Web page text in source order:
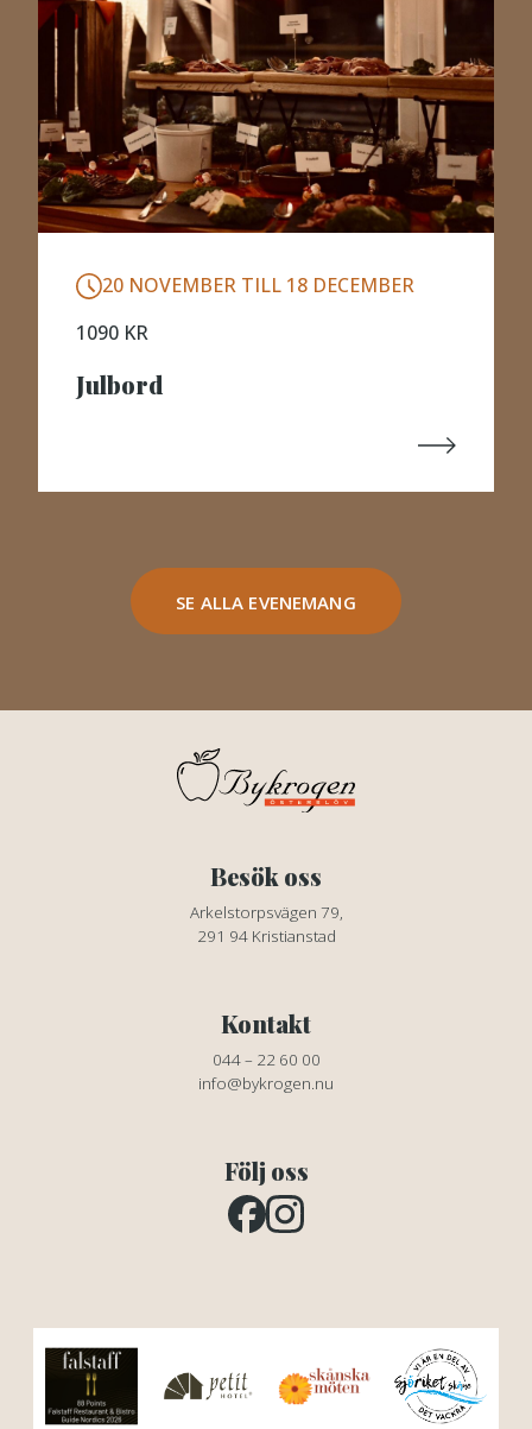
20 NOVEMBER TILL 18 DECEMBER
1090 KR
Julbord
SE ALLA EVENEMANG
Besök oss
Arkelstorpsvägen 79,
291 94 Kristianstad
Kontakt
044 – 22 60 00
info@bykrogen.nu
Följ oss